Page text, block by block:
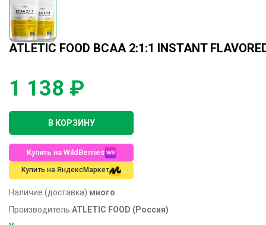
ATLETIC FOOD BCAA 2:1:1 INSTANT
1 138 ₽
В КОРЗИНУ
Купить на WildBerries
Купить на ЯндексМаркет
Наличие (доставка):много
Производитель:ATLETIC FOOD (Россия)